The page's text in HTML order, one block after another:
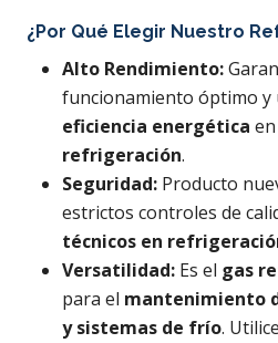
¿Por Qué Elegir Nuestro
Alto Rendimiento:
funcionamiento óptimo y
eficiencia energética
refrigeración.
Seguridad: Producto
estrictos controles de
técnicos en
Versatilidad: Es el gas
para el mantenimiento
y sistemas de frío.